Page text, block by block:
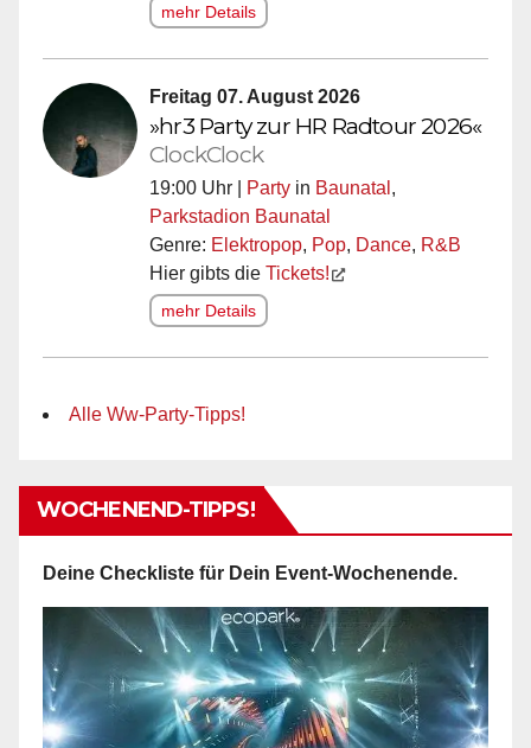
mehr Details
Freitag 07. August 2026
»hr3 Party zur HR Radtour 2026«
ClockClock
19:00 Uhr | Party in Baunatal ,
Parkstadion Baunatal
Genre: Elektropop, Pop, Dance, R&B
Hier gibts die Tickets!
mehr Details
Alle Ww-Party-Tipps!
WOCHENEND-TIPPS!
Deine Checkliste für Dein Event-Wochenende.